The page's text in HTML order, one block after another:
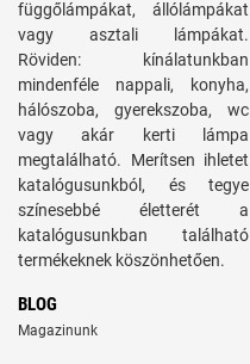
függőlámpákat, állólámpákat
vagy asztali lámpákat.
Röviden: kínálatunkban
mindenféle nappali, konyha,
hálószoba, gyerekszoba, wc
vagy akár kerti lámpa
megtalálható. Merítsen ihletet
katalógusunkból, és tegye
színesebbé életterét a
katalógusunkban található
termékeknek köszönhetően.
BLOG
Magazinunk